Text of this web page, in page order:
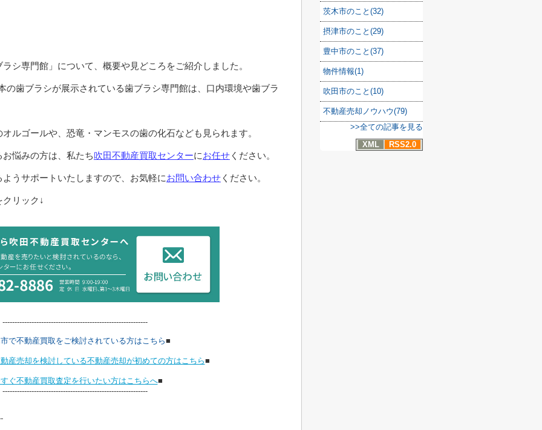
シ専門館」について、概要や見どころをご紹介しました。
の歯ブラシが展示されている歯ブラシ専門館は、口内環境や歯ブラ
ルゴールや、恐竜・マンモスの歯の化石なども見られます。
悩みの方は、私たち吹田不動産買取センターにお任せ ください。
うサポートいたしますので、お気軽にお問い合わせ ください。
リック↓
------------------------------------------------------------
で不動産買取をご検討されている方はこちら■
産売却を検討している不動産売却が初めての方はこちら■
ぐ不動産買取査定を行いたい方はこちらへ■
------------------------------------------------------------
茨木市のこと(32)
摂津市のこと(29)
豊中市のこと(37)
物件情報(1)
吹田市のこと(10)
不動産売却ノウハウ(79)
>>全ての記事を見る
XML
RSS2.0